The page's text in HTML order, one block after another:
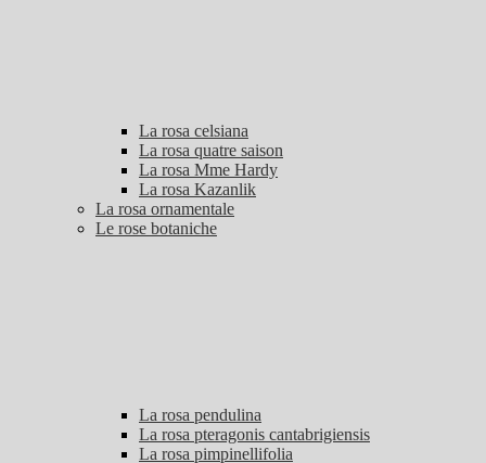
La rosa celsiana
La rosa quatre saison
La rosa Mme Hardy
La rosa Kazanlik
La rosa ornamentale
Le rose botaniche
La rosa pendulina
La rosa pteragonis cantabrigiensis
La rosa pimpinellifolia